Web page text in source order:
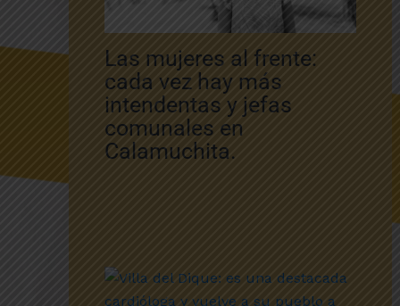
Las mujeres al frente:
cada vez hay más
intendentas y jefas
comunales en
Calamuchita.